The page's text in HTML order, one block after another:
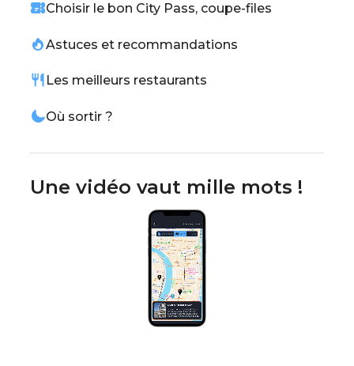
Choisir le bon City Pass, coupe-files
Astuces et recommandations
Les meilleurs restaurants
Où sortir ?
Une vidéo vaut mille mots !